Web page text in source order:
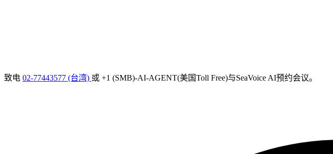
致电 02-77443577 (台湾) 或 +1 (SMB)-AI-AGENT(美国Toll Free)与SeaVoice AI预约会议。